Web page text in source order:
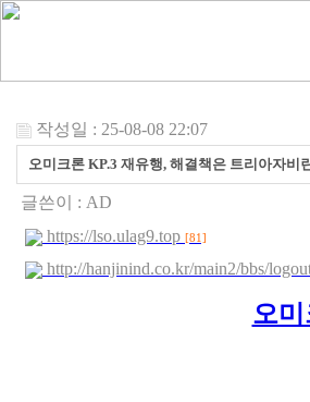
작성일 : 25-08-08 22:07
오미크론 KP.3 재유행, 해결책은 트리아자비
글쓴이 : AD
https://lso.ulag9.top [81]
http://hanjinind.co.kr/main2/bbs/
오